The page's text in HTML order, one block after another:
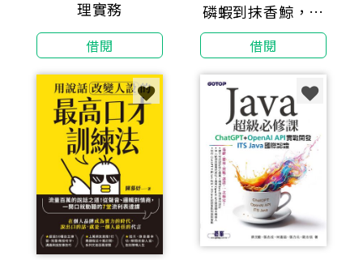
理實務
借閱
磷蝦到抹香鯨，從
蓄電發光到長命萬
歲，改寫地球命運
的物種超進化【科
學界與文壇雙棲天
才領航，探索生命
極限的奇妙旅程】
借閱